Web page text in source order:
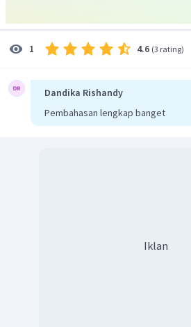
1 4.6 (3 rating)
Dandika Rishandy
Pembahasan lengkap banget
Iklan